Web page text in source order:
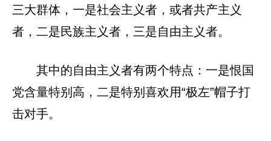
三大群体，一是社会主义者，或者共产主义
者，二是民族主义者，三是自由主义者。
其中的自由主义者有两个特点：一是恨国
党含量特别高，二是特别喜欢用“极左”帽子打
击对手。